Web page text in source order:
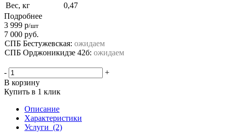
Вес, кг
0,47
Подробнее
3 999 р/шт
7 000 руб.
СПБ Бестужевская: ожидаем
СПБ Орджоникидзе 42б: ожидаем
-
+
В корзину
Купить в 1 клик
Описание
Характеристики
Услуги (2)